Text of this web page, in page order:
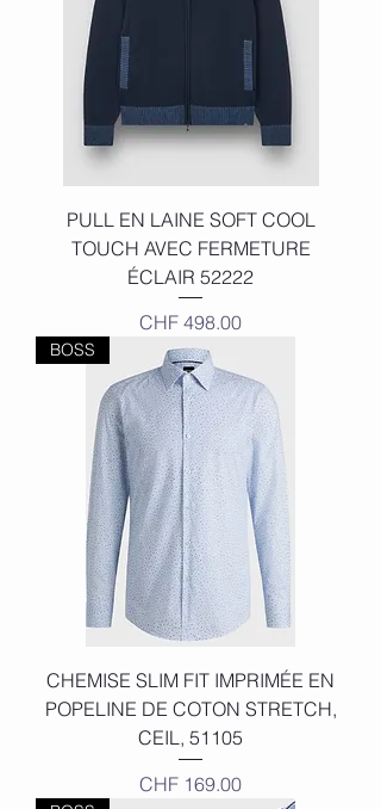
PULL EN LAINE SOFT COOL
TOUCH AVEC FERMETURE
ÉCLAIR 52222
Price
CHF 498.00
BOSS
CHEMISE SLIM FIT IMPRIMÉE EN
POPELINE DE COTON STRETCH,
CEIL, 51105
Price
CHF 169.00